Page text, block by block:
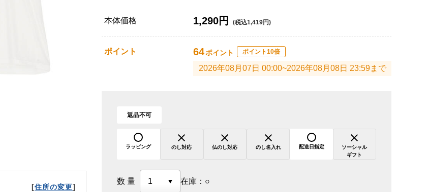
[住所の変更]
本体価格 1,290円 (税込1,419円)
ポイント 64ポイント ポイント10倍
2026年08月07日 00:00~2026年08月08日 23:59まで
返品不可
ラッピング のし対応 仏のし対応 のし名入れ 配送日指定
ソーシャル
ギフト
数量 在庫： ○